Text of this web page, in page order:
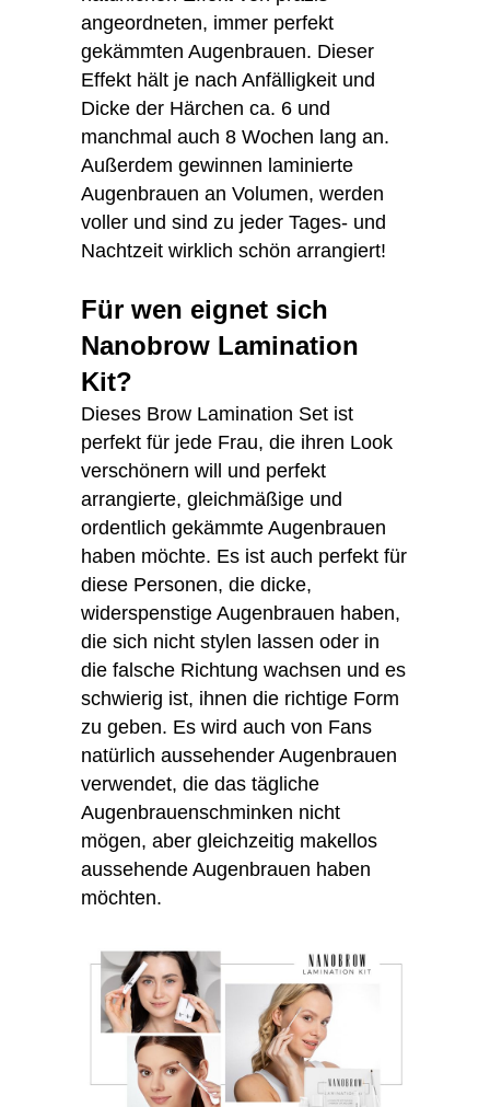
angeordneten, immer perfekt
gekämmten Augenbrauen. Dieser
Effekt hält je nach Anfälligkeit und
Dicke der Härchen ca. 6 und
manchmal auch 8 Wochen lang an.
Außerdem gewinnen laminierte
Augenbrauen an Volumen, werden
voller und sind zu jeder Tages- und
Nachtzeit wirklich schön arrangiert!
Für wen eignet sich
Nanobrow Lamination
Kit?
Dieses Brow Lamination Set ist
perfekt für jede Frau, die ihren Look
verschönern will und perfekt
arrangierte, gleichmäßige und
ordentlich gekämmte Augenbrauen
haben möchte. Es ist auch perfekt für
diese Personen, die dicke,
widerspenstige Augenbrauen haben,
die sich nicht stylen lassen oder in
die falsche Richtung wachsen und es
schwierig ist, ihnen die richtige Form
zu geben. Es wird auch von Fans
natürlich aussehender Augenbrauen
verwendet, die das tägliche
Augenbrauenschminken nicht
mögen, aber gleichzeitig makellos
aussehende Augenbrauen haben
möchten.